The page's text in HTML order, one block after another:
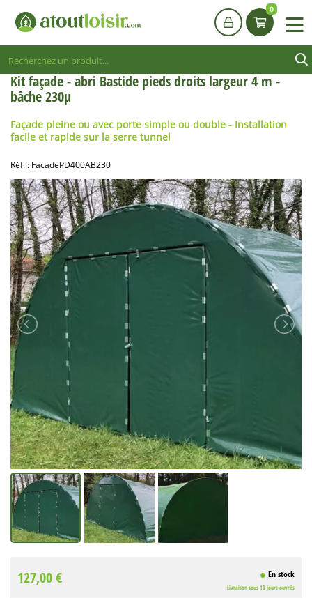
Kit façade - abri Bastide pieds droits largeur 4 m -
bâche 230µ
Façade pleine ou avec porte simple ou double - Installation
facile et rapide sur la serre tunnel
Réf. : FacadePD400AB230
127,00 € En stock
Livraison sous 10 jours ouvrés
0